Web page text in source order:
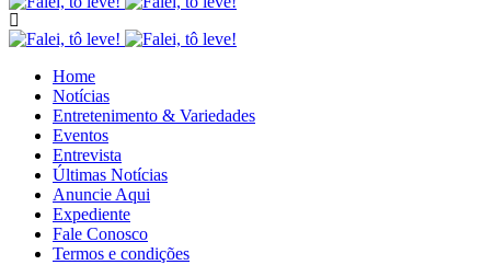
Home
Notícias
Entretenimento & Variedades
Eventos
Entrevista
Últimas Notícias
Anuncie Aqui
Expediente
Fale Conosco
Termos e condições